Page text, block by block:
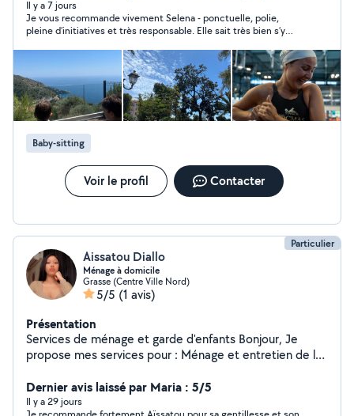
club de sport j'avais l'habitude d'organiser des petites
activités avec les plus petits du groupe je trouvais ça
super amusant. J'adore trouver des activités créatives.
J'aime beaucoup lire alors j'adorerais faire la lecture si
les enfants aiment ça :)
Il y a 7 jours
Je vous recommande vivement Selena - ponctuelle, polie,
pleine d’initiatives et très responsable. Elle sait très bien s’y
s’occuper de nos enfants.
Baby-sitting
Voir le profil Contacter
Particulier
Aissatou Diallo
Ménage à domicile
Grasse (Centre Ville Nord)
5/5 (1 avis)
Présentation
Services de ménage et garde d'enfants Bonjour, Je
propose mes services pour : Ménage et entretien de la
Personne sérieuse, ponctuelle et de confiance
Disponible en semaine et le week-end selon vos
Dernier avis laissé par Maria : 5/5
Il y a 29 jours